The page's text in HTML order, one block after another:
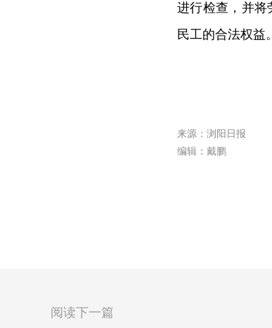
进行检查，并将
民工的合法权益。
来源：浏阳日报
编辑：戴鹏
阅读下一篇